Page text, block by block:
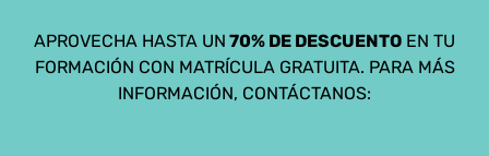
contenido
APROVECHA HASTA UN 70% DE DESCUENTO EN TU
FORMACIÓN CON MATRÍCULA GRATUITA. PARA MÁS
INFORMACIÓN, CONTÁCTANOS: